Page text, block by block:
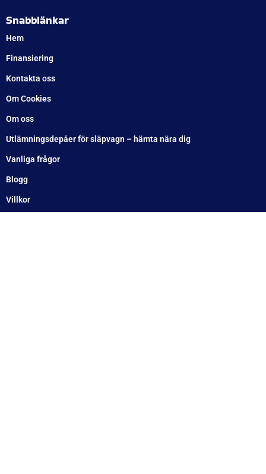
Snabblänkar
Hem
Finansiering
Kontakta oss
Om Cookies
Om oss
Utlämningsdepåer för släpvagn – hämta nära dig
Vanliga frågor
Blogg
Villkor